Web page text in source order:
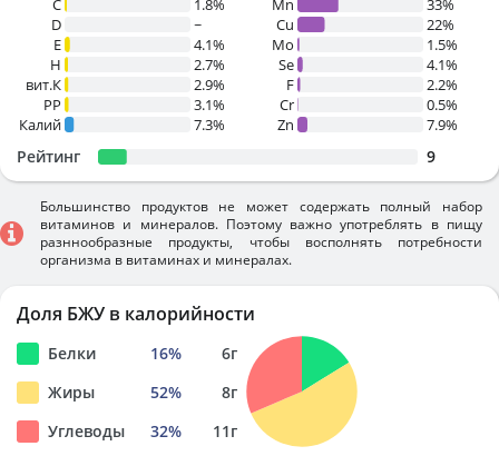
C
1.8%
D
~
E
4.1%
H
2.7%
вит.К
2.9%
PP
3.1%
Калий
7.3%
Mn
33%
Cu
22%
Mo
1.5%
Se
4.1%
F
2.2%
Cr
0.5%
Zn
7.9%
Рейтинг 9
Большинство продуктов не может содержать полный набор
витаминов и минералов. Поэтому важно употреблять в пищу
разннообразные продукты, чтобы восполнять потребности
организма в витаминах и минералах.
Доля БЖУ в калорийности
Белки 16% 6г
Жиры
52% 8г
Углеводы
32% 11г